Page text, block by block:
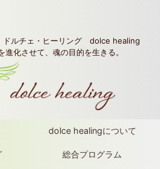
ドルチェ・ヒーリング dolce healing
化させて、魂の目的を生きる。
dolce healingについて
総合プログラム